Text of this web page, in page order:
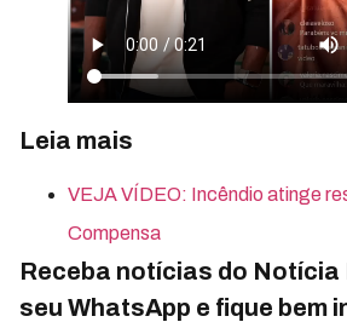
Leia mais
VEJA VÍDEO: Incêndio atinge
Compensa
Receba notícias do Notícia
seu WhatsApp e fique bem